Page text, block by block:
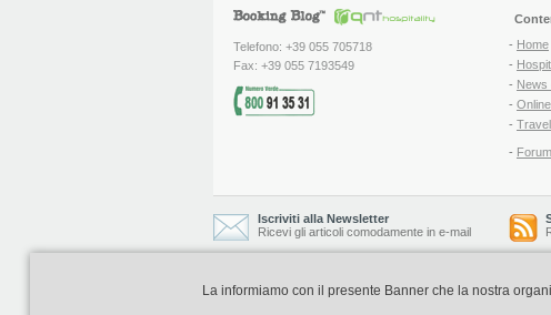
Telefono: +39 055 705718
Fax: +39 055 7193549
- Home
-
- News
-
-
- Forum
Iscriviti alla Newsletter
Ricevi gli articoli comodamente in e-mail
Booking Blog è realizzato e curato da
La informiamo con il presente Banner che la nostra